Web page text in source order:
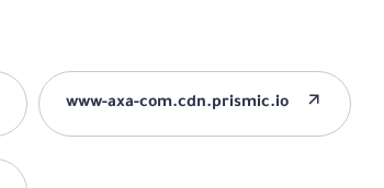
www-axa-com.cdn.prismic.io